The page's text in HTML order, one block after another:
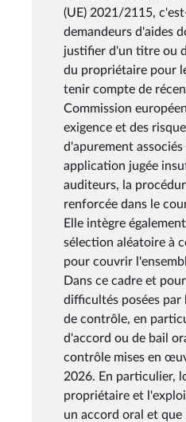
(UE) 2021/2115,
demandeurs d'aides
justifier d'un titre ou
du propriétaire pour
tenir compte de
Commission
exigence et des
d'apurement associés
application jugée
auditeurs, la
renforcée dans le
Elle intègre
sélection aléatoire à
pour couvrir
Dans ce cadre et
difficultés posées par
de contrôle, en
d'accord ou de bail
contrôle mises en
2026. En particulier,
propriétaire et
un accord oral et